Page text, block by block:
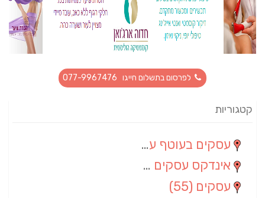
לפרסום בתשלום חייגו 077-9967476
קטגוריות
עסקים בעוטף עזה
אינדקס עסקים מרחבי
עסקים (55)